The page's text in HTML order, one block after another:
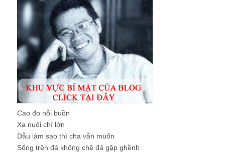
Cao đo nỗi buồn
Xa nuôi chí lớn
Dẫu làm sao thì cha vẫn muốn
Sống trên đá không chê đá gập ghềnh